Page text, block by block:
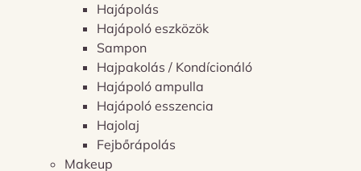
Hajápolás
Hajápoló eszközök
Sampon
Hajpakolás / Kondícionáló
Hajápoló ampulla
Hajápoló esszencia
Hajolaj
Fejbőrápolás
Makeup